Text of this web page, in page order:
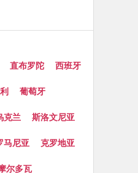
直布罗陀 西班牙
葡萄牙
克兰 斯洛文尼亚
马尼亚 克罗地亚
尔多瓦